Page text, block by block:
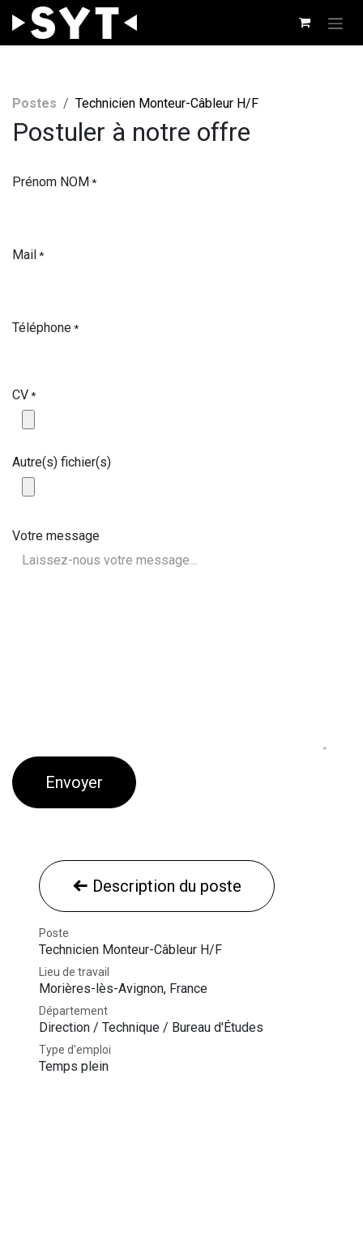
Se rendre au contenu
Postes Technicien Monteur-Câbleur H/F
Postuler à notre offre
Prénom NOM*
Mail*
Téléphone*
CV*
Autre(s) fichier(s)
Votre message
Envoyer
Description du poste
Poste
Technicien Monteur-Câbleur H/F
Lieu de travail
Morières-lès-Avignon, France
Département
Direction / Technique / Bureau d'Études
Type d'emploi
Temps plein